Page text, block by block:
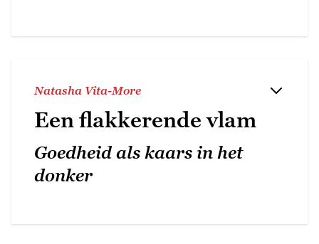
Natasha Vita-More
Een flakkerende vlam
Goedheid als kaars in het
donker